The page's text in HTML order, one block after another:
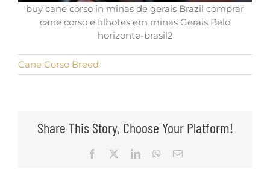
buy cane corso in minas de gerais Brazil comprar
cane corso e filhotes em minas Gerais Belo
horizonte-brasil2
Cane Corso Breed
Share This Story, Choose Your Platform!
Facebook LinkedInWhatsApp
Email